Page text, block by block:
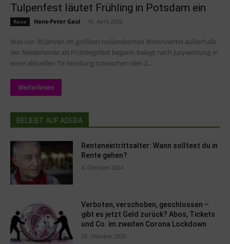
Tulpenfest läutet Frühling in Potsdam ein
Reise Hans-Peter Gaul 16. April 2026
Was vor 30 Jahren im größten holländischen Wohnviertel außerhalb
der Niederlande als Frühlingsfest begann belegt nach Jurywertung in
einer aktuellen TV-Sendung inzwischen den 2....
Weiterlesen
BELIEBT AUF ADEBA
Renteneintrittsalter: Wann solltest du in
Rente gehen?
4. Oktober 2024
Verboten, verschoben, geschlossen –
gibt es jetzt Geld zurück? Abos, Tickets
und Co. im zweiten Corona Lockdown
29. Oktober 2020